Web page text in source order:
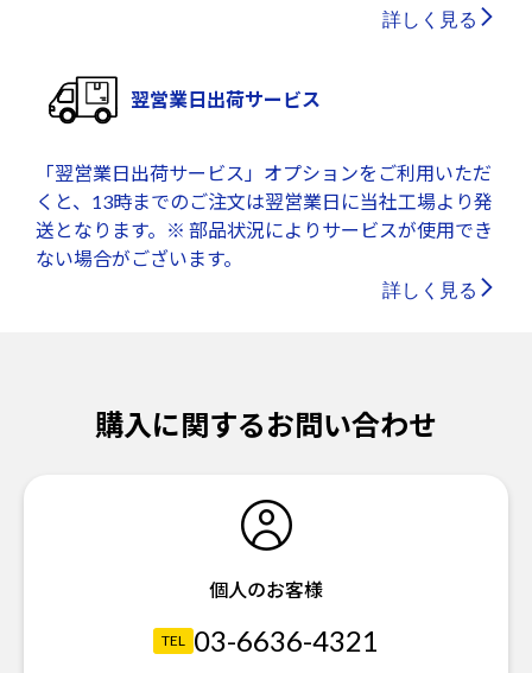
詳しく見る
翌営業日出荷サービス
「翌営業日出荷サービス」オプションをご利用いただ
くと、13時までのご注文は翌営業日に当社工場より発
送となります。※ 部品状況によりサービスが使用でき
ない場合がございます。
詳しく見る
購入に関するお問い合わせ
個人のお客様
TEL 03-6636-4321